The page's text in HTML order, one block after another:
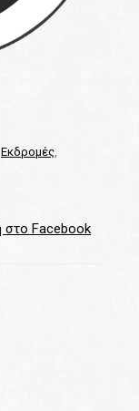
Εκδρομές,
Facebook